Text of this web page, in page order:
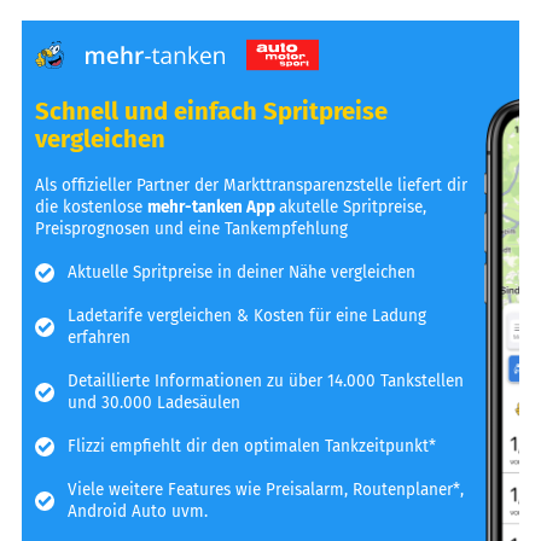
Schnell und einfach Spritpreise
vergleichen
Als offizieller Partner der Markttransparenzstelle liefert dir
die kostenlosemehr-tanken Appakutelle Spritpreise,
Preisprognosen und eine Tankempfehlung
Aktuelle Spritpreise in deiner Nähe vergleichen
Ladetarife vergleichen & Kosten für eine Ladung
erfahren
Detaillierte Informationen zu über 14.000 Tankstellen
und 30.000 Ladesäulen
Flizzi empfiehlt dir den optimalen Tankzeitpunkt*
Viele weitere Features wie Preisalarm, Routenplaner*,
Android Auto uvm.